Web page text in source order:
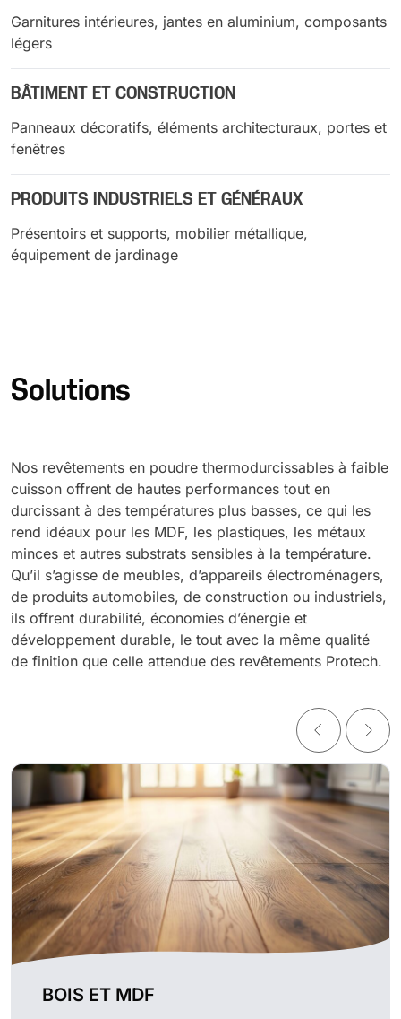
Garnitures intérieures, jantes en aluminium, composants
légers
BÂTIMENT ET CONSTRUCTION
Panneaux décoratifs, éléments architecturaux, portes et
fenêtres
PRODUITS INDUSTRIELS ET GÉNÉRAUX
Présentoirs et supports, mobilier métallique,
équipement de jardinage
Solutions
Nos revêtements en poudre thermodurcissables à faible
cuisson offrent de hautes performances tout en
durcissant à des températures plus basses, ce qui les
rend idéaux pour les MDF, les plastiques, les métaux
minces et autres substrats sensibles à la température.
Qu’il s’agisse de meubles, d’appareils électroménagers,
de produits automobiles, de construction ou industriels,
ils offrent durabilité, économies d’énergie et
développement durable, le tout avec la même qualité
de finition que celle attendue des revêtements Protech.
BOIS ET MDF